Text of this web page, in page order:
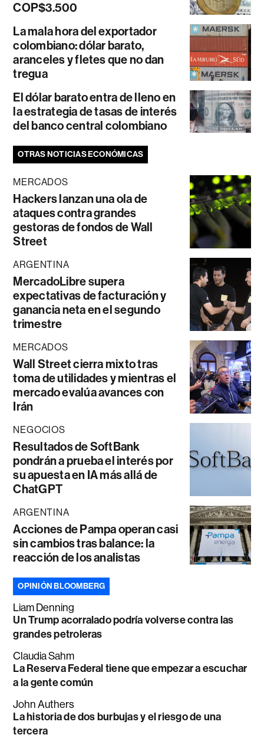
COP$3.500
La mala hora del exportador
colombiano: dólar barato,
aranceles y fletes que no dan
tregua
El dólar barato entra de lleno en
la estrategia de tasas de interés
del banco central colombiano
OTRAS NOTICIAS ECONÓMICAS
MERCADOS
Hackers lanzan una ola de
ataques contra grandes
gestoras de fondos de Wall
Street
ARGENTINA
MercadoLibre supera
expectativas de facturación y
ganancia neta en el segundo
trimestre
MERCADOS
Wall Street cierra mixto tras
toma de utilidades y mientras el
mercado evalúa avances con
Irán
NEGOCIOS
Resultados de SoftBank
pondrán a prueba el interés por
su apuesta en IA más allá de
ChatGPT
ARGENTINA
Acciones de Pampa operan casi
sin cambios tras balance: la
reacción de los analistas
OPINIÓN BLOOMBERG
Liam Denning
Un Trump acorralado podría volverse contra las
grandes petroleras
Claudia Sahm
La Reserva Federal tiene que empezar a escuchar
a la gente común
John Authers
La historia de dos burbujas y el riesgo de una
tercera